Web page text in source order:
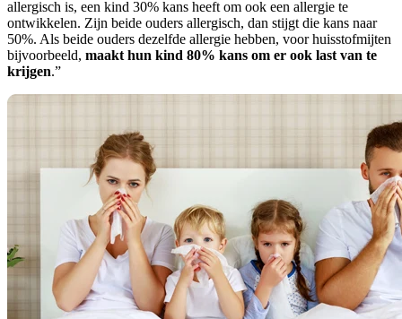
allergisch is, een kind 30% kans heeft om ook een allergie te
ontwikkelen. Zijn beide ouders allergisch, dan stijgt die kans naar
50%. Als beide ouders dezelfde allergie hebben, voor huisstofmijten
bijvoorbeeld, maakt hun kind 80% kans om er ook last van te
krijgen.”